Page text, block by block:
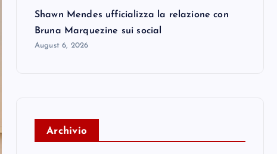
Shawn Mendes ufficializza la relazione con
Bruna Marquezine sui social
August 6, 2026
Archivio